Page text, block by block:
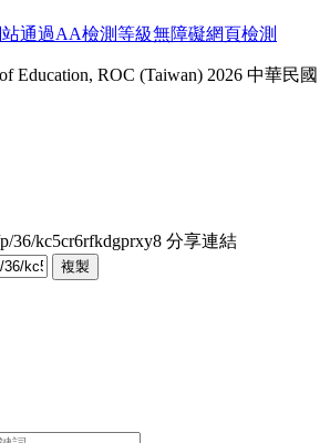
Education, ROC (Taiwan) 2026 中華民國
36/kc5cr6rfkdgprxy8 分享連結
複製